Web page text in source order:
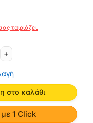
1 Click
+
στο καλάθι